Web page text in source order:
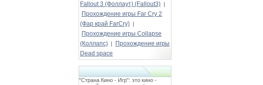
Fallout 3 (Фоллаут) (Fallout3) |
Прохождение игры Far Cry 2
(Фар край FarCry) |
Прохождение игры Collapse
(Коллапс) |
Прохождение игры
Dead space
"Страна Кино - Игр": это кино -